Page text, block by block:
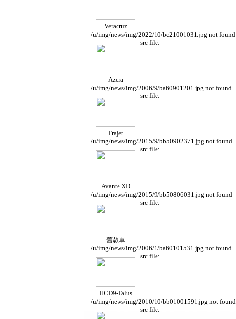
Veracruz
/u/img/news/img/2022/10/bc21001031.jpg not found
Azera
src file:
/u/img/news/img/2006/9/ba60901201.jpg not found
Trajet
src file:
/u/img/news/img/2015/9/bb50902371.jpg not found
Avante XD
src file:
/u/img/news/img/2015/9/bb50806031.jpg not found
舊款車
src file:
/u/img/news/img/2006/1/ba60101531.jpg not found
HCD9-Talus
src file:
/u/img/news/img/2010/10/bb01001591.jpg not found
src file: